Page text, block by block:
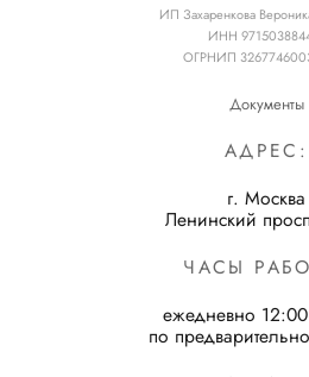
ИП Захаренкова
ИНН
ОГРНИП
Документы
АДРЕС:
г. Москва
Ленинский
ЧАСЫ
ежедневно
по